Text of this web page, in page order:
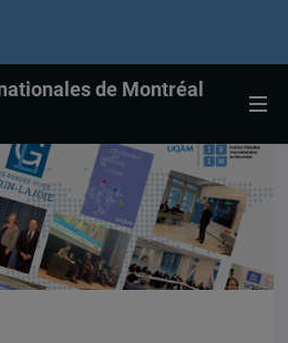
de Montréal